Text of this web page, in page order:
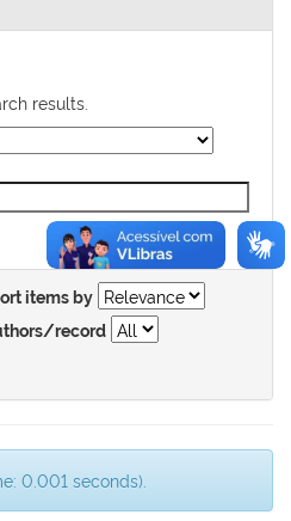
results.
items by
record
0.001 seconds).